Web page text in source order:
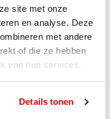
site met onze
en analyse. Deze
met andere
of die ze hebben
van hun services.
Details tonen
extra’s. En je
zoals deze! Je
app of spaarkaart.
je spaart bij zowel
van AVIA. Voor
aankopen in de shop
euro 1 punt